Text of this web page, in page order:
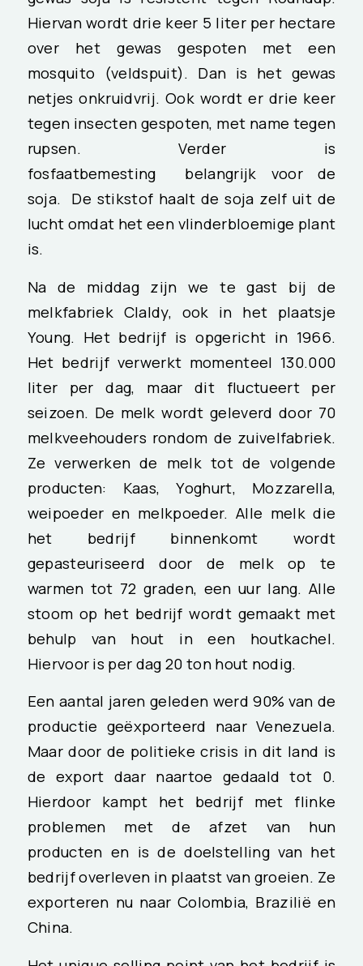
Hiervan wordt drie keer 5 liter per hectare
over het gewas gespoten met een
mosquito (veldspuit). Dan is het gewas
netjes onkruidvrij. Ook wordt er drie keer
tegen insecten gespoten, met name tegen
rupsen. Verder is
fosfaatbemesting belangrijk voor de
soja. De stikstof haalt de soja zelf uit de
lucht omdat het een vlinderbloemige plant
is.
Na de middag zijn we te gast bij de
melkfabriek Claldy, ook in het plaatsje
Young. Het bedrijf is opgericht in 1966.
Het bedrijf verwerkt momenteel 130.000
liter per dag, maar dit fluctueert per
seizoen. De melk wordt geleverd door 70
melkveehouders rondom de zuivelfabriek.
Ze verwerken de melk tot de volgende
producten: Kaas, Yoghurt, Mozzarella,
weipoeder en melkpoeder. Alle melk die
het bedrijf binnenkomt wordt
gepasteuriseerd door de melk op te
warmen tot 72 graden, een uur lang. Alle
stoom op het bedrijf wordt gemaakt met
behulp van hout in een houtkachel.
Hiervoor is per dag 20 ton hout nodig.
Een aantal jaren geleden werd 90% van de
productie geëxporteerd naar Venezuela.
Maar door de politieke crisis in dit land is
de export daar naartoe gedaald tot 0.
Hierdoor kampt het bedrijf met flinke
problemen met de afzet van hun
producten en is de doelstelling van het
bedrijf overleven in plaatst van groeien. Ze
exporteren nu naar Colombia, Brazilië en
China.